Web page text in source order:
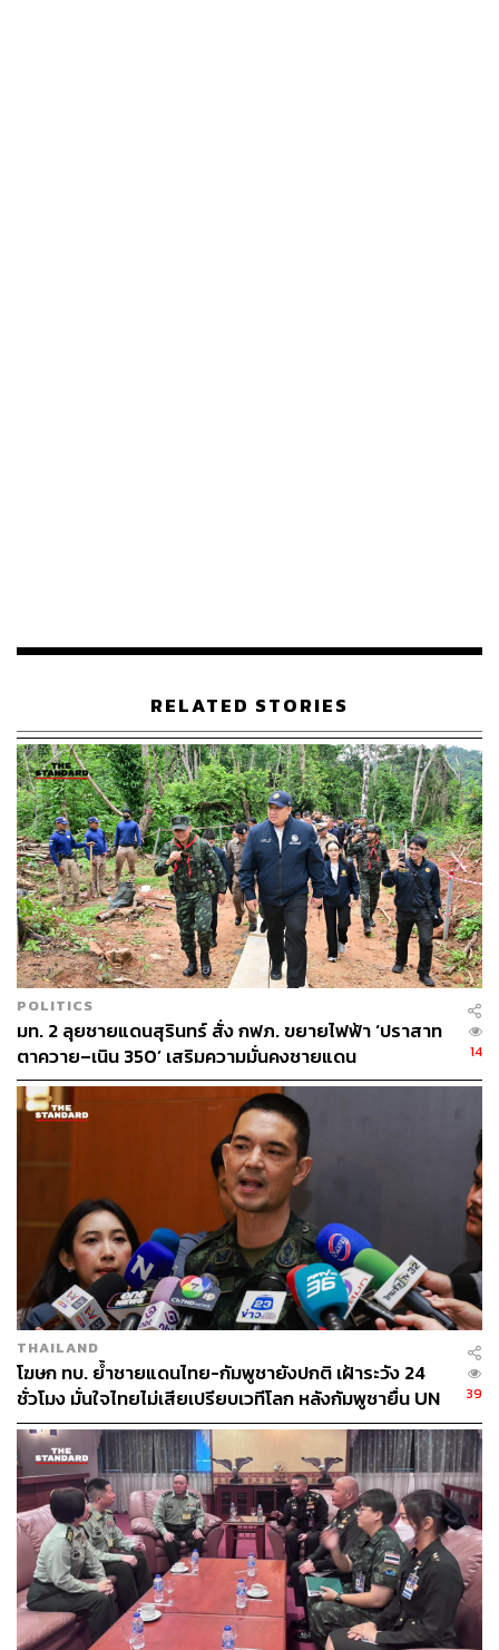
บทความนี้ขอเปิดประเด็นด้วยคำกล่าวในแบบ “นักอุดมคติ”
ของอดีตประธานาธิบดีจอห์น เอฟ. เคนเนดี ที่กล่าวในเชิง
“อุดมคตินิยม” (Idealism) กับแนวทางการแก้ปัญหาข้อพิพาท
ระหว่างประเทศ ซึ่งอย่างน้อย ก็เป็นข้อเตือนสติเราว่า ใน
ท่ามกลางปัญหาที่เกิดขึ้น กระบวนการการสร้างสันติภาพยัง
เป็นอีกส่วนของปัญหาที่เราไม่จำเป็นต้องละเลย แม้การสร้าง
สันติภาพอาจจะไม่บรรลุผลได้เร็วอย่างที่หลายฝ่ายอยากเห็น
ก็ตาม
ในอีกส่วนหนึ่ง ผู้เขียนขอยกเอาคำกล่าวของพอล ริชาร์ดสัน
จากหนังสือเรื่อง “มายาคติของภูมิศาสตร์” (Myths of
Geography) มาเป็นการเปิดประเด็นอีกส่วน คำกล่าวของริ
ชาร์ดสันมาจากข้อวิจารณ์ของเขาต่อแนวคิดของ
ประธานาธิบดีโดนัลด์ ทรัมป์ และกลุ่มประชานิยมปีกขวา
อเมริกัน (Rightwing Populism) ที่พยายามทำให้การแก้
ปัญหาชายแดนสหรัฐอเมริกากับเม็กซิโก กลายเป็น “ปัญหา
ทางทหาร” คือ ทำให้เกิดสภาวะ “militarization of borders”
ในการบริหารจัดการชายแดน ปรากฏการณ์เช่นนี้อาจเป็นข้อ
เตือนใจพวกเราในสังคมไทยได้ในอีกมุมหนึ่งของปัญหาใน
ปัจจุบัน เนื่องจากความขัดแย้งชายแดนไทย-กัมพูชา ตกอยู่ใน
สภาวะ “militarization of borderlands” อย่างชัดเจนแล้ว
การกล่าวเปิดประเด็นเช่นนี้ มิได้ต้องการนำเสนอว่า การ
เจรจาเพื่อยุติปัญหาความขัดแย้งไทย-กัมพูชานั้น สามารถจะ
ดำเนินไปตามกรอบในแบบ “อุดมคติของงานการทูต” เช่นที่
กล่าวในตำราของวิชาความสัมพันธ์ระหว่างประเทศ
เนื่องจากในโลกที่เป็นจริงของวิกฤตระหว่างประเทศ การยุติ
เพื่อคลี่คลายวิกฤตนั้น ไม่ใช่เรื่องง่ายอย่างแน่นอน เพราะไม่
เพียงต่างฝ่ายต่างยึดเอา “ผลประโยชน์สูงสุด” ของตนเป็นหลัก
เท่านั้น หากยังมีเรื่องราวที่เป็น “ประเด็นการเมือง” แอบซ่อน
อยู่ในความเป็นผู้นำรัฐบาลของแต่ละฝ่ายอีกด้วย
ดังนั้น คำกล่าวเปิดประเด็นในข้างต้น จึงเป็นเพียงการชักชวน
ให้ท่านผู้อ่านได้ช่วยกันมองเพื่อหาทางออกให้กับประเทศคู่
RELATED STORIES
POLITICS
มท. 2 ลุยชายแดนสุรินทร์ สั่ง กฟภ. ขยายไฟฟ้า ‘ปราสาท
ตาควาย–เนิน 350’ เสริมความมั่นคงชายแดน
14
THAILAND
โฆษก ทบ. ย้ำชายแดนไทย-กัมพูชายังปกติ เฝ้าระวัง 24
ชั่วโมง มั่นใจไทยไม่เสียเปรียบเวทีโลก หลังกัมพูชายื่น UN
รับรอง MOU43
39